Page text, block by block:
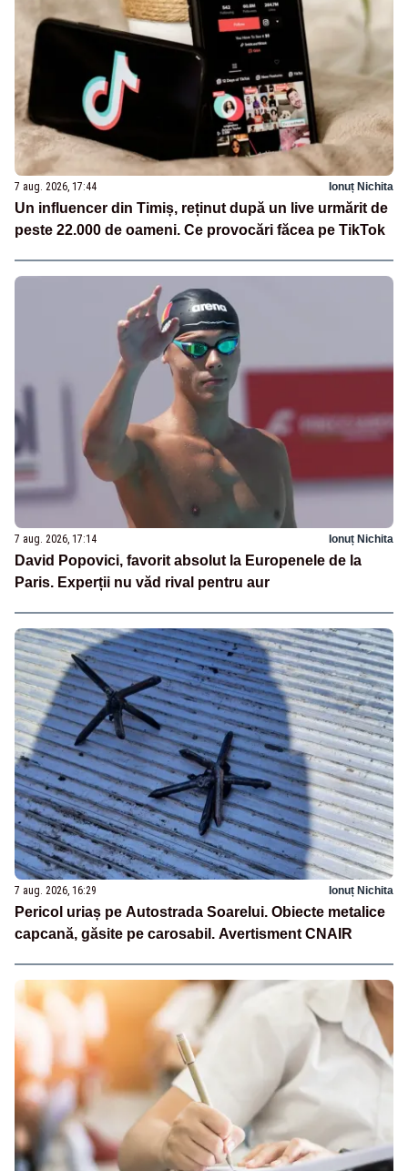
7 aug. 2026, 17:44 Ionuț Nichita
Un influencer din Timiș, reținut după un live urmărit de
peste 22.000 de oameni. Ce provocări făcea pe TikTok
7 aug. 2026, 17:14 Ionuț Nichita
David Popovici, favorit absolut la Europenele de la
Paris. Experții nu văd rival pentru aur
7 aug. 2026, 16:29 Ionuț Nichita
Pericol uriaș pe Autostrada Soarelui. Obiecte metalice
capcană, găsite pe carosabil. Avertisment CNAIR